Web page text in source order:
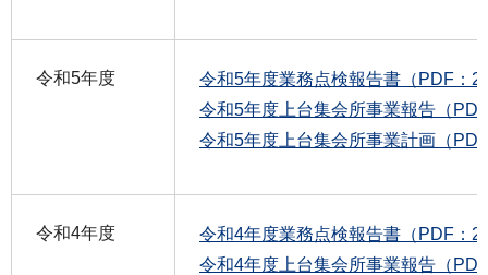
令和5年度
令和5年度業務点検報告書（PDF：
令和5年度上台集会所事業報告（
令和5年度上台集会所事業計画（
令和4年度
令和4年度業務点検報告書（PDF：
令和4年度上台集会所事業報告（